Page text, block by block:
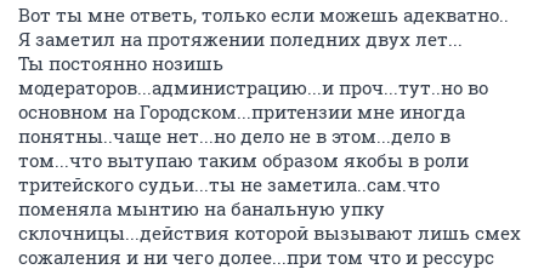
Вот ты мне ответь, только если можешь адекватно..
Я заметил на протяжении поледних двух лет...
Ты постоянно нозишь
модераторов...администрацию...и проч...тут..но во
основном на Городском...притензии мне иногда
понятны..чаще нет...но дело не в этом...дело в
том...что вытупаю таким образом якобы в роли
тритейского судьи...ты не заметила..сам.что
поменяла мынтию на банальную упку
склочницы...действия которой вызывают лишь смех
сожаления и ни чего долее...при том что и рессурс